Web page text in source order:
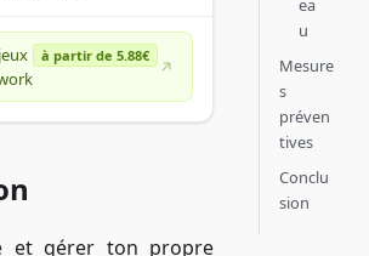
à partir de 5.88€
et gérer ton propre
ea
u
Mesure
s
préven
tives
Conclu
sion